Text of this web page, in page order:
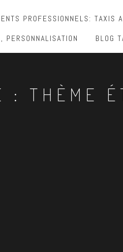
PROFESSIONNELS: TAXIS
PERSONNALISATION BLOG
: THÈME